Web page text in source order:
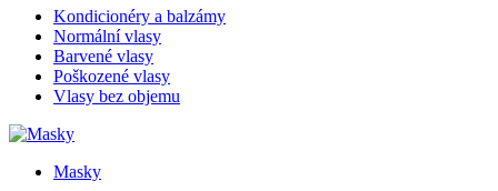
Kondicionéry a balzámy
Normální vlasy
Barvené vlasy
Poškozené vlasy
Vlasy bez objemu
Masky